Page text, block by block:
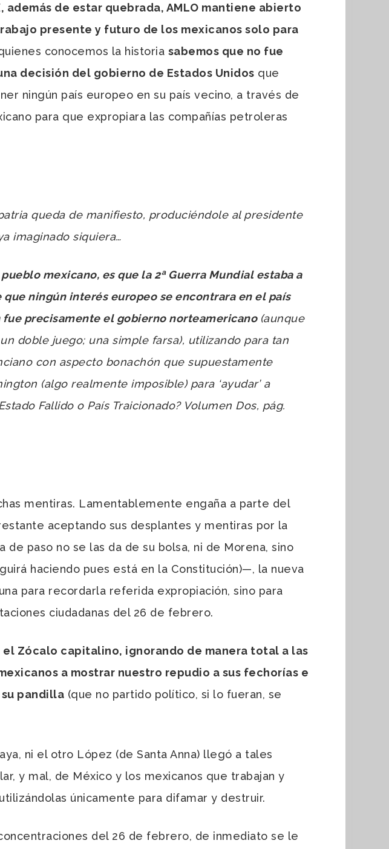
además de estar quebrada, AMLO mantiene abierto
presente y futuro de los mexicanos solo para
conocemos la historia sabemos que no fue
decisión del gobierno de Estados Unidos que
ningún país europeo en su país vecino, a través de
para que expropiara las compañías petroleras
queda de manifiesto, produciéndole al presidente
imaginado siquiera…
mexicano, es que la 2ª Guerra Mundial estaba a
ningún interés europeo se encontrara en el país
precisamente el gobierno norteamericano (aunque
doble juego; una simple farsa), utilizando para tan
con aspecto bonachón que supuestamente
(algo realmente imposible) para ‘ayudar’ a
Fallido o País Traicionado? Volumen Dos, pág.
mentiras. Lamentablemente engaña a parte del
aceptando sus desplantes y mentiras por la
de paso no se las da de su bolsa, ni de Morena, sino
haciendo pues está en la Constitución)—, la nueva
para recordarla referida expropiación, sino para
ciudadanas del 26 de febrero.
Zócalo capitalino, ignorando de manera total a las
a mostrar nuestro repudio a sus fechorías e
pandilla (que no partido político, si lo fueran, se
ni el otro López (de Santa Anna) llegó a tales
y mal, de México y los mexicanos que trabajan y
únicamente para difamar y destruir.
del 26 de febrero, de inmediato se le